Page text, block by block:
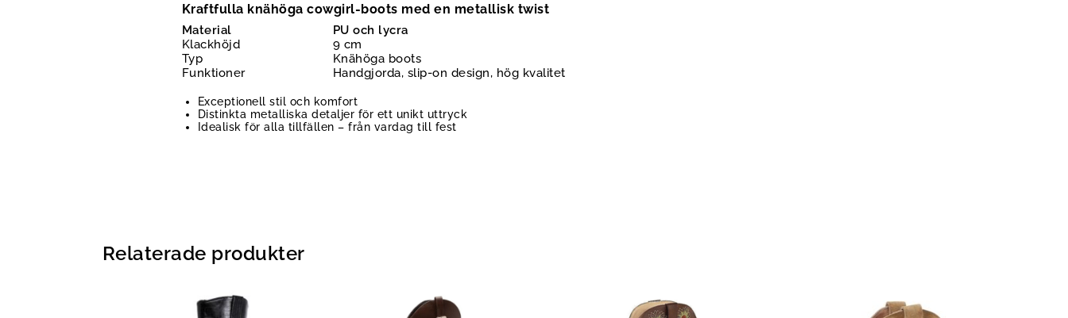
Kraftfulla knähöga cowgirl-boots med en metallisk twist
Material
PU och lycra
Klackhöjd
9 cm
Typ
Knähöga boots
Funktioner
Handgjorda, slip-on design, hög kvalitet
Exceptionell stil och komfort
Distinkta metalliska detaljer för ett unikt uttryck
Idealisk för alla tillfällen – från vardag till fest
Relaterade produkter